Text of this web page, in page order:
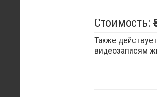
Стоимость:
Также
видеозаписям